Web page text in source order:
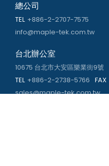
總公司
TEL +886-2-2707-7575
info@maple-tek.com.tw
台北辦公室
10675 台北市大安區樂業街9號
TEL +886-2-2738-5766 FAX
sales@maple-tek.com.tw